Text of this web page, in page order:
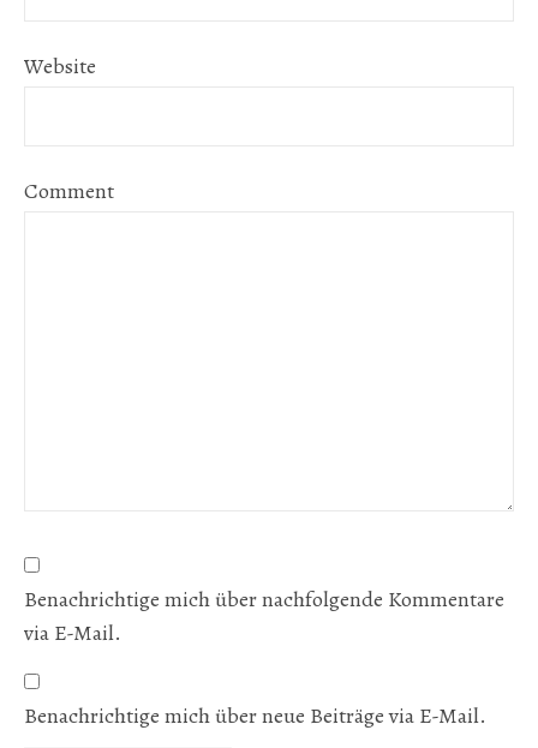
Website
Comment
Benachrichtige mich über nachfolgende Kommentare
via E-Mail.
Benachrichtige mich über neue Beiträge via E-Mail.